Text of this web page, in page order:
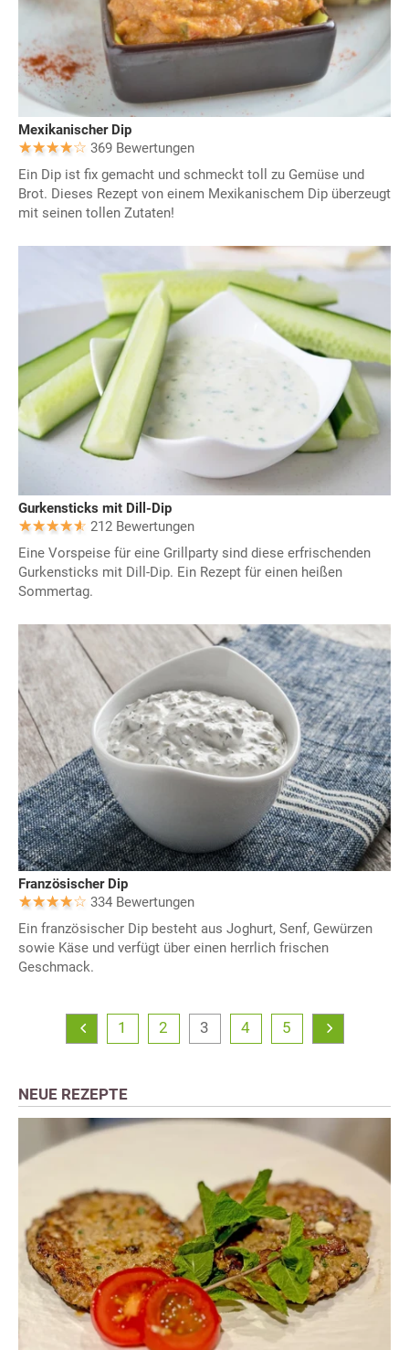
Mexikanischer Dip
369 Bewertungen
Ein Dip ist fix gemacht und schmeckt toll zu Gemüse und
Brot. Dieses Rezept von einem Mexikanischem Dip überzeugt
mit seinen tollen Zutaten!
Gurkensticks mit Dill-Dip
212 Bewertungen
Eine Vorspeise für eine Grillparty sind diese erfrischenden
Gurkensticks mit Dill-Dip. Ein Rezept für einen heißen
Sommertag.
Französischer Dip
334 Bewertungen
Ein französischer Dip besteht aus Joghurt, Senf, Gewürzen
sowie Käse und verfügt über einen herrlich frischen
Geschmack.
1 2 3 4 5
NEUE REZEPTE